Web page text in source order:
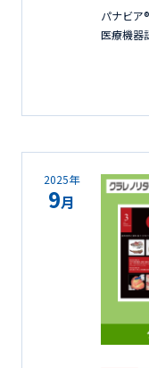
パナビア
医療機器
2025年
9月